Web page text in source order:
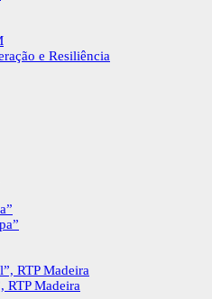
e Resiliência
RTP Madeira
RTP Madeira